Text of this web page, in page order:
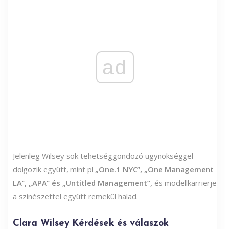
ad
Jelenleg Wilsey sok tehetséggondozó ügynökséggel
dolgozik együtt, mint pl „One.1 NYC”, „One Management
LA”, „APA” és „Untitled Management”, és modellkarrierje
a színészettel együtt remekül halad.
Clara Wilsey Kérdések és válaszok